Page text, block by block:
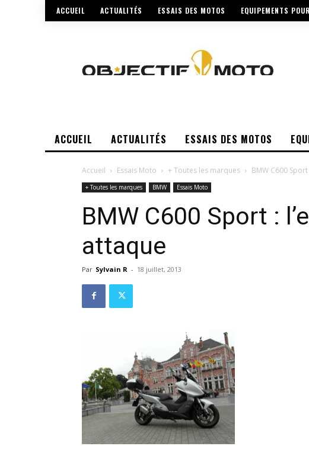
ACCUEIL ACTUALITÉS ESSAIS DES MOTOS EQUIPEMENTS
ACCUEIL ACTUALITÉS ESSAIS DES MOTOS
Accueil Essais Moto + Toutes les marques BMW C600
+ Toutes les marques BMW Essais Moto
BMW C600 Sport :
attaque
Par Sylvain R - 18 juillet, 2013